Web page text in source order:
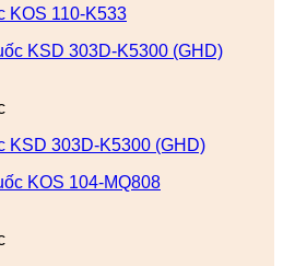
KOS 110-K533
KSD 303D-K5300 (GHD)